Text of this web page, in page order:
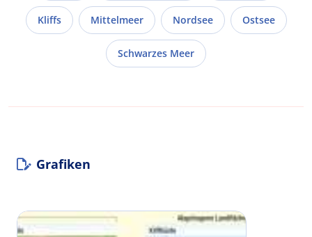
Kliffs Mittelmeer Nordsee Ostsee
Schwarzes Meer
Grafiken